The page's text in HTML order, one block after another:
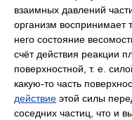
взаимных давлений
организм воспринимает
него состояние
счёт действия реакции
поверхностной, т. е.
какую-то часть
действие этой силы
соседних частиц, что и